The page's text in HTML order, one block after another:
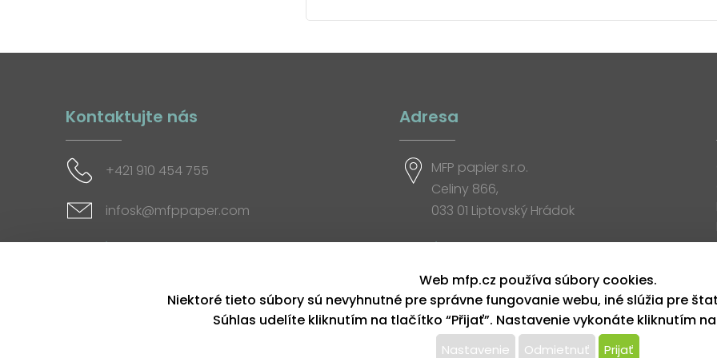
Kontaktujte nás
+421 910 454 755
infosk@mfppaper.com
Sociálne siete
Adresa
MFP papier s.r.o.
Celiny 866,
033 01 Liptovský Hrádok
Otváracia doba
Web mfp.cz používa súbory cookies.
Niektoré tieto súbory sú nevyhnutné pre správne fungovanie webu, iné slúžia pre
Súhlas udelíte kliknutím na tlačítko “Přijať”. Nastavenie vykonáte kliknutím
Nastavenie Odmietnuť Prijať